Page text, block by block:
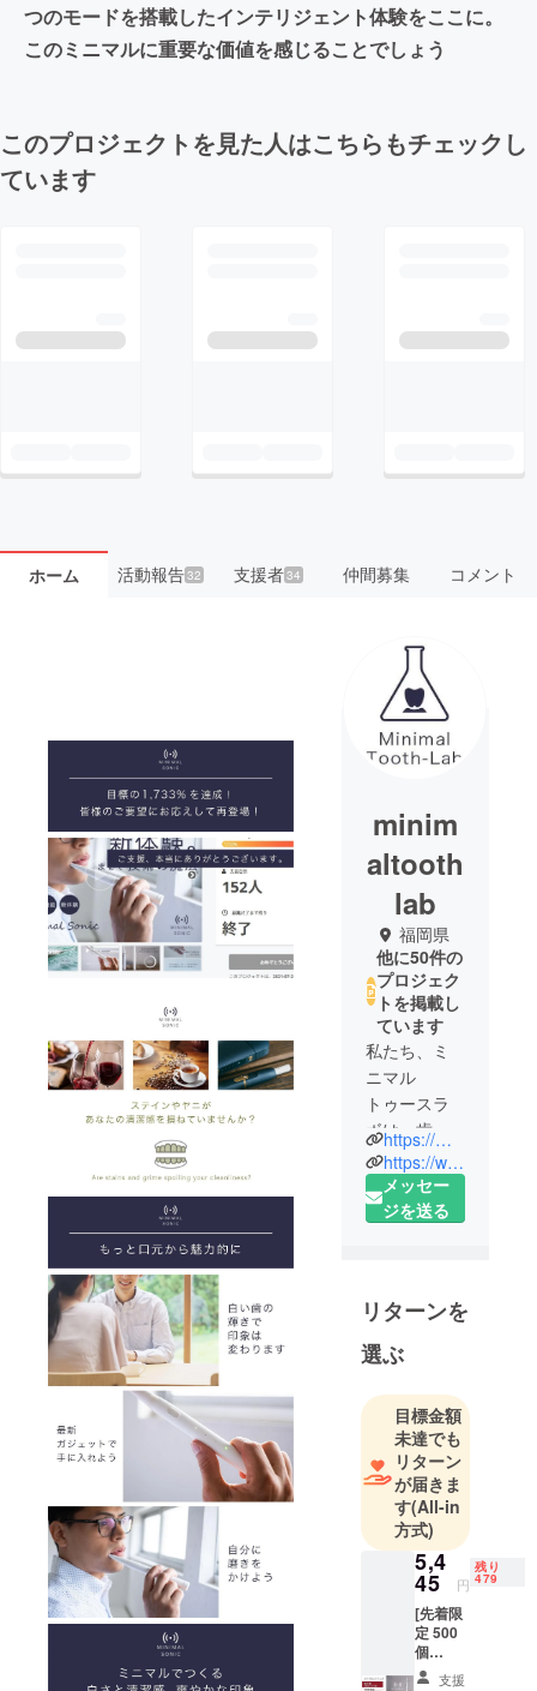
つのモードを搭載したインテリジェント体験をここに。
このミニマルに重要な価値を感じることでしょう
このプロジェクトを見た人はこちらもチェックし
ています
ホーム 活動報告32 支援者34 仲間募集 コメント
minim
altooth
lab
福岡県
他に50件の
プロジェク
トを掲載し
ています
私たち、ミ
ニマル
トゥースラ
ボは、歯科
コンサルタ
ント、電動
歯ブラシマ
ガジェット
プロダクト
ディベロッ
パーのチー
ムです。
常日頃、歯
科医院のコ
ンサルティ
ング業務か
ら医院長様
やスタッフ
様、そして
患者様の
ニーズを捉
え、プロダ
https://minimalsonic.com/
https://www.instagram.com/minimal_sonic/
メッセー
ジを送る
リターンを
選ぶ
目標金額
未達でも
リターン
が届きま
す(All-in
方式)
5,4
45 円
残り
479
[先着限
定 500
個
45%OF
支援